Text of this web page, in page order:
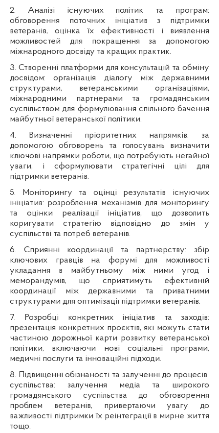
2. Аналізі існуючих політик та програм:
обговорення поточних ініціатив з підтримки
ветеранів, оцінка їх ефективності і виявлення
можливостей для покращення за допомогою
міжнародного досвіду та кращих практик.
3. Створенні платформи для консультацій та обміну
досвідом: організація діалогу між державними
структурами, ветеранськими організаціями,
міжнародними партнерами та громадянським
суспільством для формулювання спільного бачення
майбутньої ветеранської політики.
4. Визначенні пріоритетних напрямків: за
допомогою обговорень та голосувань визначити
ключові напрямки роботи, що потребують негайної
уваги, і сформулювати стратегічні цілі для
підтримки ветеранів.
5. Моніторингу та оцінці результатів існуючих
ініціатив: розроблення механізмів для моніторингу
та оцінки реалізації ініціатив, що дозволить
коригувати стратегію відповідно до змін у
суспільстві та потреб ветеранів.
6. Сприянні координації та партнерству: збір
ключових гравців на форумі для можливості
укладання в майбутньому між ними угод і
меморандумів, що сприятимуть ефективній
координації між державними та приватними
структурами для оптимізації підтримки ветеранів.
7. Розробці конкретних ініціатив та заходів:
презентація конкретних проєктів, які можуть стати
частиною дорожньої карти розвитку ветеранської
політики, включаючи нові соціальні програми,
медичні послуги та інноваційні підходи.
8. Підвищенні обізнаності та залученні до процесів
суспільства: залучення медіа та широкого
громадянського суспільства до обговорення
проблем ветеранів, привертаючи увагу до
важливості підтримки їх реінтеграції в мирне життя
тощо.